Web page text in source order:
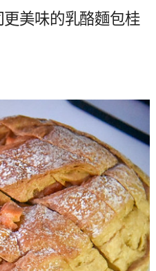
美味的乳酪麵包桂